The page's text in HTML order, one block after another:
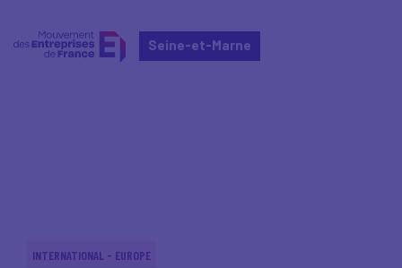
Seine-et-Marne
INTERNATIONAL - EUROPE